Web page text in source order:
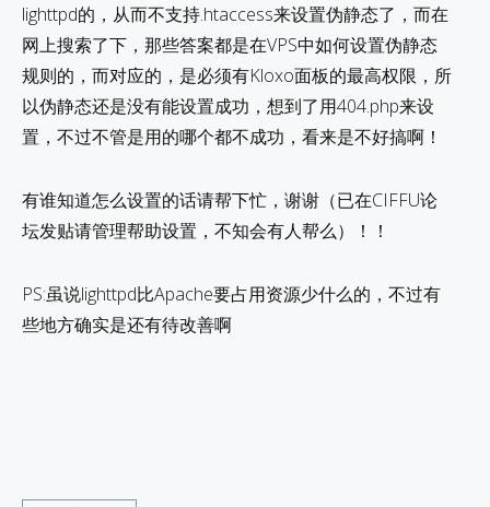
lighttpd的，从而不支持.htaccess来设置伪静态了，而在
网上搜索了下，那些答案都是在VPS中如何设置伪静态
规则的，而对应的，是必须有Kloxo面板的最高权限，所
以伪静态还是没有能设置成功，想到了用404.php来设
置，不过不管是用的哪个都不成功，看来是不好搞啊！
有谁知道怎么设置的话请帮下忙，谢谢（已在CIFFU论
坛发贴请管理帮助设置，不知会有人帮么）！！
PS:虽说lighttpd比Apache要占用资源少什么的，不过有
些地方确实是还有待改善啊